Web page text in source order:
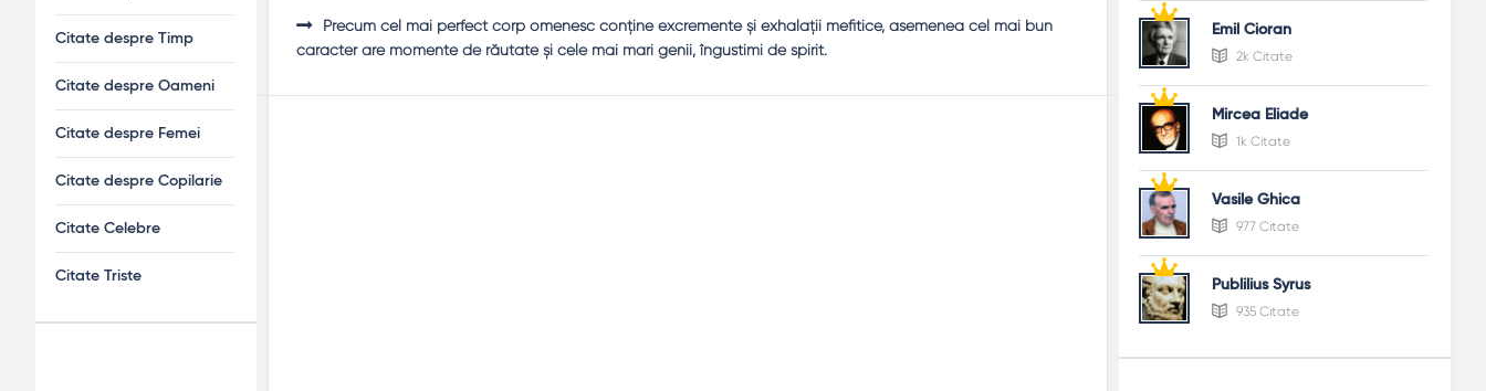
Precum cel mai perfect corp omenesc conţine excremente şi exhalaţii mefitice, asemenea cel mai bun
caracter are momente de răutate şi cele mai mari genii, îngustimi de spirit.
Emil Cioran
2k Citate
Mircea Eliade
1k Citate
Vasile Ghica
977 Citate
Publilius Syrus
935 Citate
Citate despre Timp
Citate despre Oameni
Citate despre Femei
Citate despre Copilarie
Citate Celebre
Citate Triste